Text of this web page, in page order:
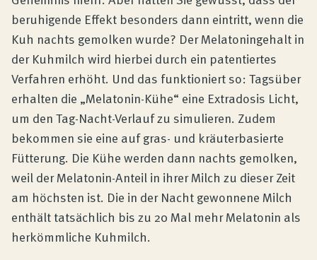
beruhigende Effekt besonders dann eintritt, wenn die
Kuh nachts gemolken wurde? Der Melatoningehalt in
der Kuhmilch wird hierbei durch ein patentiertes
Verfahren erhöht. Und das funktioniert so: Tagsüber
erhalten die „Melatonin-Kühe“ eine Extradosis Licht,
um den Tag-Nacht-Verlauf zu simulieren. Zudem
bekommen sie eine auf gras- und kräuterbasierte
Fütterung. Die Kühe werden dann nachts gemolken,
weil der Melatonin-Anteil in ihrer Milch zu dieser Zeit
am höchsten ist. Die in der Nacht gewonnene Milch
enthält tatsächlich bis zu 20 Mal mehr Melatonin als
herkömmliche Kuhmilch.